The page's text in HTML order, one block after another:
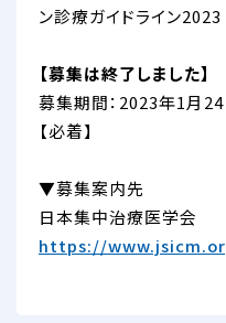
ン診療ガイドライン2023
【募集は終了しました】
募集期間：2023年1月
【必着】
▼募集案内先
日本集中治療医学会
https://